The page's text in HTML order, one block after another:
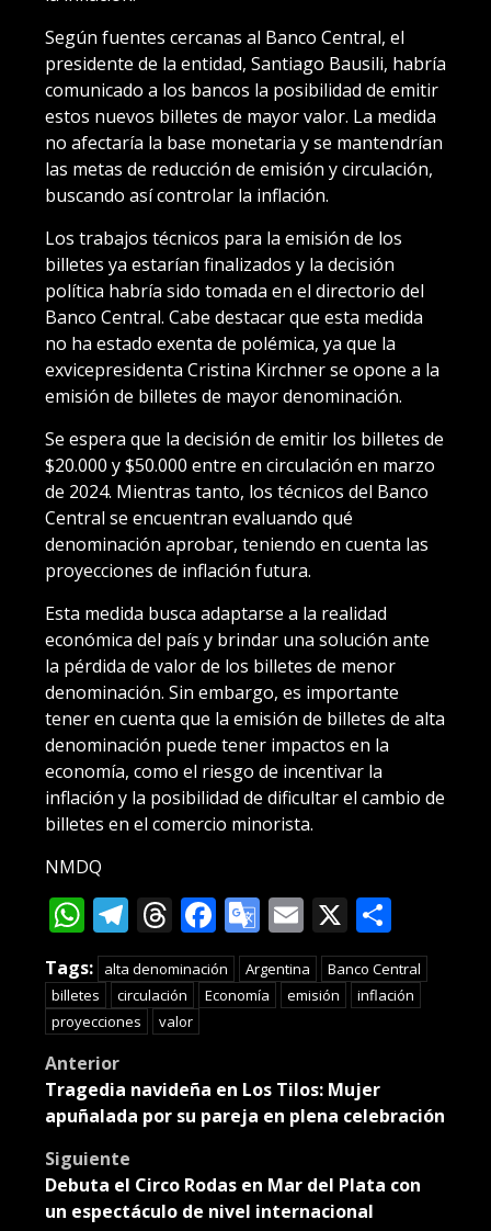
Según fuentes cercanas al Banco Central, el
presidente de la entidad, Santiago Bausili, habría
comunicado a los bancos la posibilidad de emitir
estos nuevos billetes de mayor valor. La medida
no afectaría la base monetaria y se mantendrían
las metas de reducción de emisión y circulación,
buscando así controlar la inflación.
Los trabajos técnicos para la emisión de los
billetes ya estarían finalizados y la decisión
política habría sido tomada en el directorio del
Banco Central. Cabe destacar que esta medida
no ha estado exenta de polémica, ya que la
exvicepresidenta Cristina Kirchner se opone a la
emisión de billetes de mayor denominación.
Se espera que la decisión de emitir los billetes de
$20.000 y $50.000 entre en circulación en marzo
de 2024. Mientras tanto, los técnicos del Banco
Central se encuentran evaluando qué
denominación aprobar, teniendo en cuenta las
proyecciones de inflación futura.
Esta medida busca adaptarse a la realidad
económica del país y brindar una solución ante
la pérdida de valor de los billetes de menor
denominación. Sin embargo, es importante
tener en cuenta que la emisión de billetes de alta
denominación puede tener impactos en la
economía, como el riesgo de incentivar la
inflación y la posibilidad de dificultar el cambio de
billetes en el comercio minorista.
NMDQ
WhatsApp
Telegram
Threads
Facebook
Google
Translate
Email
X
Tags: alta denominación Argentina
Banco Central
billetes
circulación Economía emisión
inflación
proyecciones
valor
Post
navigation
Anterior
Tragedia navideña en Los Tilos: Mujer
apuñalada por su pareja en plena celebración
Siguiente
Debuta el Circo Rodas en Mar del Plata con
un espectáculo de nivel internacional